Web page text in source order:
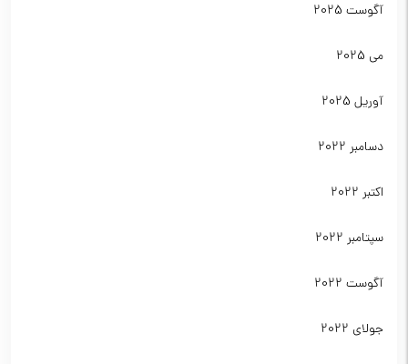
آگوست 2025
می 2025
آوریل 2025
دسامبر 2022
اکتبر 2022
سپتامبر 2022
آگوست 2022
جولای 2022